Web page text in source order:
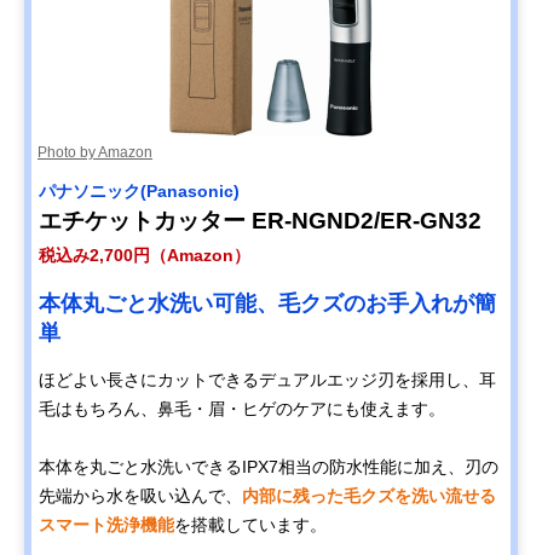
Photo by Amazon
パナソニック(Panasonic)
エチケットカッター ER-NGND2/ER-GN32
税込み2,700円（Amazon）
本体丸ごと水洗い可能、毛クズのお手入れが簡
単
ほどよい長さにカットできるデュアルエッジ刃を採用し、耳
毛はもちろん、鼻毛・眉・ヒゲのケアにも使えます。
本体を丸ごと水洗いできるIPX7相当の防水性能に加え、刃の
先端から水を吸い込んで、 内部に残った毛クズを洗い流せる
スマート洗浄機能を搭載しています。